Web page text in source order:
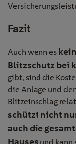
Fazit
Auch wenn es
Blitzschutz bei
gibt, sind die
die Anlage und
Blitzeinschlag
schützt nicht
auch die
Hauses und kann